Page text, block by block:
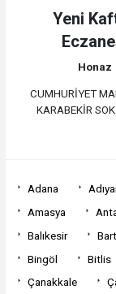
Yeni
Honaz
CUMHURİYET
KARABEKİR
Adana
Amasya
Balıkesir
Bingöl
Bitlis
Çanakkale